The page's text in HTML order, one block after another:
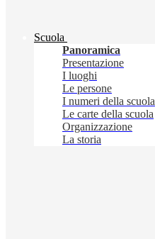
Scuola
Panoramica
Presentazione
I luoghi
Le persone
I numeri della scuola
Le carte della scuola
Organizzazione
La storia